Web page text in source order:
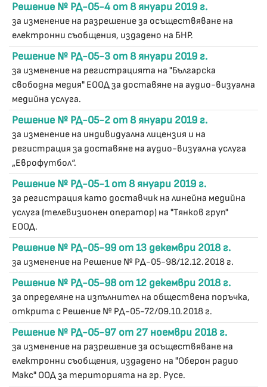
Решение № РД-05-4 от 8 януари 2019 г.
за изменение на разрешение за осъществяване на
електронни съобщения, издадено на БНР.
Решение № РД-05-3 от 8 януари 2019 г.
за изменение на регистрацията на "Българска
свободна медия" ЕООД за доставяне на аудио-визуална
медийна услуга.
Решение № РД-05-2 от 8 януари 2019 г.
за изменение на индивидуална лицензия и на
регистрация за доставяне на аудио-визуална услуга
„Еврофутбол“.
Решение № РД-05-1 от 8 януари 2019 г.
за регистрация като доставчик на линейна медийна
услуга (телевизионен оператор) на "Тянков груп"
ЕООД.
Решение № РД-05-99 от 13 декември 2018 г.
за изменение на Решение № РД-05-98/12.12.2018 г.
Решение № РД-05-98 от 12 декември 2018 г.
за определяне на изпълнител на обществена поръчка,
открита с Решение № РД-05-72/09.10.2018 г.
Решение № РД-05-97 от 27 ноември 2018 г.
за изменение на разрешение за осъществяване на
електронни съобщения, издадено на "Оберон радио
Макс" ООД за територията на гр. Русе.